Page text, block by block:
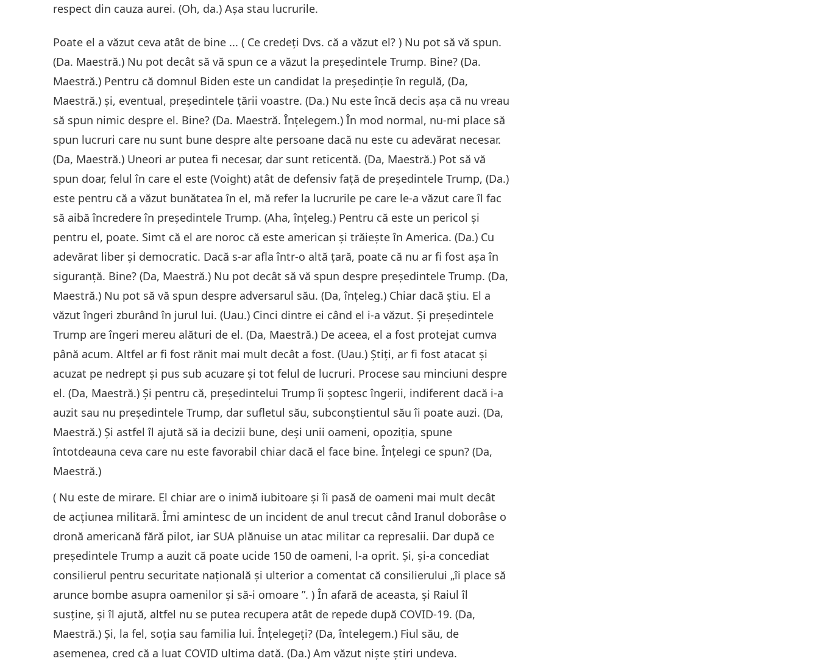
respect din cauza aurei. (Oh, da.) Aşa stau lucrurile.
Poate el a văzut ceva atât de bine ... ( Ce credeți Dvs. că a văzut el? ) Nu pot să vă spun.
(Da. Maestră.) Nu pot decât să vă spun ce a văzut la președintele Trump. Bine? (Da.
Maestră.) Pentru că domnul Biden este un candidat la președinție în regulă, (Da,
Maestră.) și, eventual, președintele țării voastre. (Da.) Nu este încă decis așa că nu vreau
să spun nimic despre el. Bine? (Da. Maestră. Înțelegem.) În mod normal, nu-mi place să
spun lucruri care nu sunt bune despre alte persoane dacă nu este cu adevărat necesar.
(Da, Maestră.) Uneori ar putea fi necesar, dar sunt reticentă. (Da, Maestră.) Pot să vă
spun doar, felul în care el este (Voight) atât de defensiv față de președintele Trump, (Da.)
este pentru că a văzut bunătatea în el, mă refer la lucrurile pe care le-a văzut care îl fac
să aibă încredere în președintele Trump. (Aha, înțeleg.) Pentru că este un pericol și
pentru el, poate. Simt că el are noroc că este american și trăiește în America. (Da.) Cu
adevărat liber și democratic. Dacă s-ar afla într-o altă țară, poate că nu ar fi fost aşa în
siguranță. Bine? (Da, Maestră.) Nu pot decât să vă spun despre președintele Trump. (Da,
Maestră.) Nu pot să vă spun despre adversarul său. (Da, înțeleg.) Chiar dacă știu. El a
văzut îngeri zburând în jurul lui. (Uau.) Cinci dintre ei când el i-a văzut. Și președintele
Trump are îngeri mereu alături de el. (Da, Maestră.) De aceea, el a fost protejat cumva
până acum. Altfel ar fi fost rănit mai mult decât a fost. (Uau.) Știți, ar fi fost atacat și
acuzat pe nedrept și pus sub acuzare și tot felul de lucruri. Procese sau minciuni despre
el. (Da, Maestră.) Și pentru că, președintelui Trump îi șoptesc îngerii, indiferent dacă i-a
auzit sau nu președintele Trump, dar sufletul său, subconștientul său îi poate auzi. (Da,
Maestră.) Și astfel îl ajută să ia decizii bune, deși unii oameni, opoziția, spune
întotdeauna ceva care nu este favorabil chiar dacă el face bine. Înțelegi ce spun? (Da,
Maestră.)
( Nu este de mirare. El chiar are o inimă iubitoare și îi pasă de oameni mai mult decât
de acțiunea militară. Îmi amintesc de un incident de anul trecut când Iranul doborâse o
dronă americană fără pilot, iar SUA plănuise un atac militar ca represalii. Dar după ce
președintele Trump a auzit că poate ucide 150 de oameni, l-a oprit. Și, și-a concediat
consilierul pentru securitate națională și ulterior a comentat că consilierului „îi place să
arunce bombe asupra oamenilor și să-i omoare ”. ) În afară de aceasta, și Raiul îl
susține, și îl ajută, altfel nu se putea recupera atât de repede după COVID-19. (Da,
Maestră.) Și, la fel, soția sau familia lui. Înțelegeți? (Da, întelegem.) Fiul său, de
asemenea, cred că a luat COVID ultima dată. (Da.) Am văzut nişte ştiri undeva.